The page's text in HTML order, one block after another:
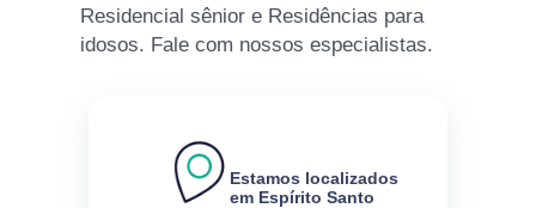
Residencial sênior e Residências para
idosos. Fale com nossos especialistas.
Estamos localizados
em Espírito Santo